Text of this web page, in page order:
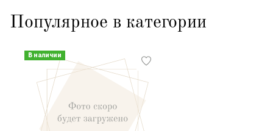
Популярное в категории
В наличии